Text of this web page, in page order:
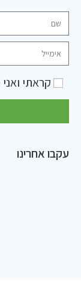
קראתי
עקבו אחרינו